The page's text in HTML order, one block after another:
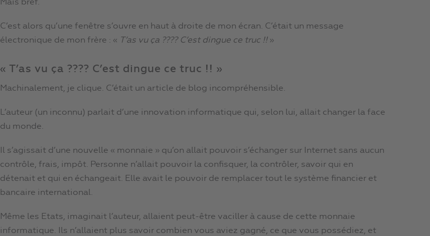
Mais bref.
C’est alors qu’une fenêtre s’ouvre en haut à droite de mon écran. C’était un message
électronique de mon frère : « T’as vu ça ???? C’est dingue ce truc !!»
« T’as vu ça ???? C’est dingue ce truc !! »
Machinalement, je clique. C’était un article de blog incompréhensible.
L’auteur (un inconnu) parlait d’une innovation informatique qui, selon lui, allait changer la face
du monde.
Il s’agissait d’une nouvelle « monnaie » qu’on allait pouvoir s’échanger sur Internet sans aucun
contrôle, frais, impôt. Personne n’allait pouvoir la confisquer, la contrôler, savoir qui en
détenait et qui en échangeait. Elle avait le pouvoir de remplacer tout le système financier et
bancaire international.
Même les Etats, imaginait l’auteur, allaient peut-être vaciller à cause de cette monnaie
informatique. Ils n’allaient plus savoir combien vous aviez gagné, ce que vous possédiez, et